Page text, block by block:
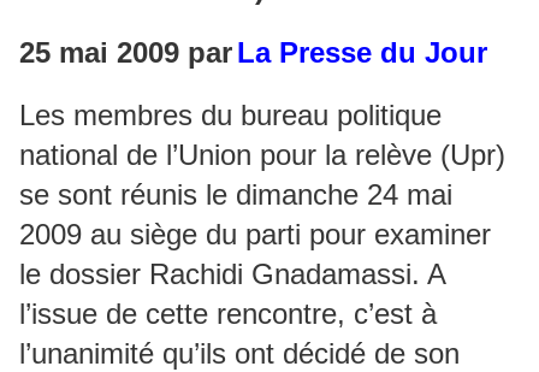
25 mai 2009 parLa Presse du Jour
Les membres du bureau politique
national de l’Union pour la relève (Upr)
se sont réunis le dimanche 24 mai
2009 au siège du parti pour examiner
le dossier Rachidi Gnadamassi. A
l’issue de cette rencontre, c’est à
l’unanimité qu’ils ont décidé de son